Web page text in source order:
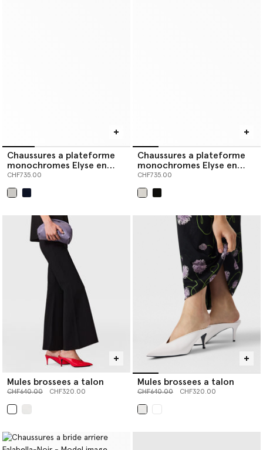
Chaussures a plateforme
monochromes Elyse en
edition limitee
CHF735.00
Chaussures a plateforme
monochromes Elyse en
edition limitee
CHF735.00
Mules brossees a talon
Prix réduit à partir de
CHF640.00jusqu’à
CHF320.00
Mules brossees a talon
Prix réduit à partir de
CHF640.00jusqu’à
CHF320.00